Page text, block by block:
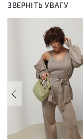
ЗВЕРНІТЬ УВАГУ